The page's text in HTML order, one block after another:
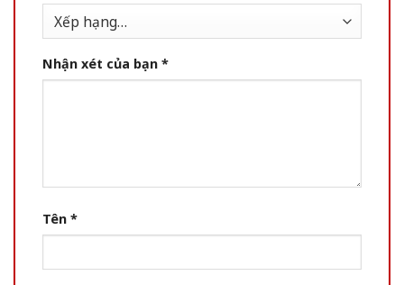
Nhận xét của bạn *
Tên *